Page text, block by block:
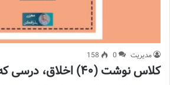
مدیریت 0
158
کلاس نوشت (۴۰) اخلاق، درسی که باید زیسته شود